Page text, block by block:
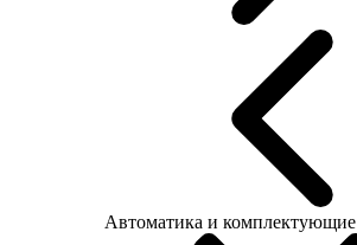
Автоматика и комплектующие